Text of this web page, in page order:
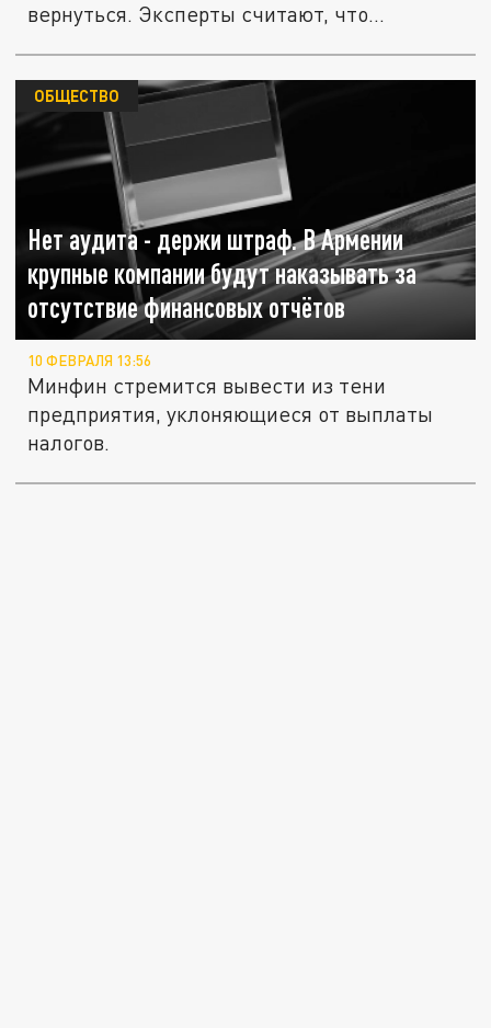
вернуться. Эксперты считают, что...
Нет аудита - держи штраф. В Армении
крупные компании будут наказывать за
отсутствие финансовых отчётов
ОБЩЕСТВО
10 ФЕВРАЛЯ 13:56
Минфин стремится вывести из тени
предприятия, уклоняющиеся от выплаты
налогов.